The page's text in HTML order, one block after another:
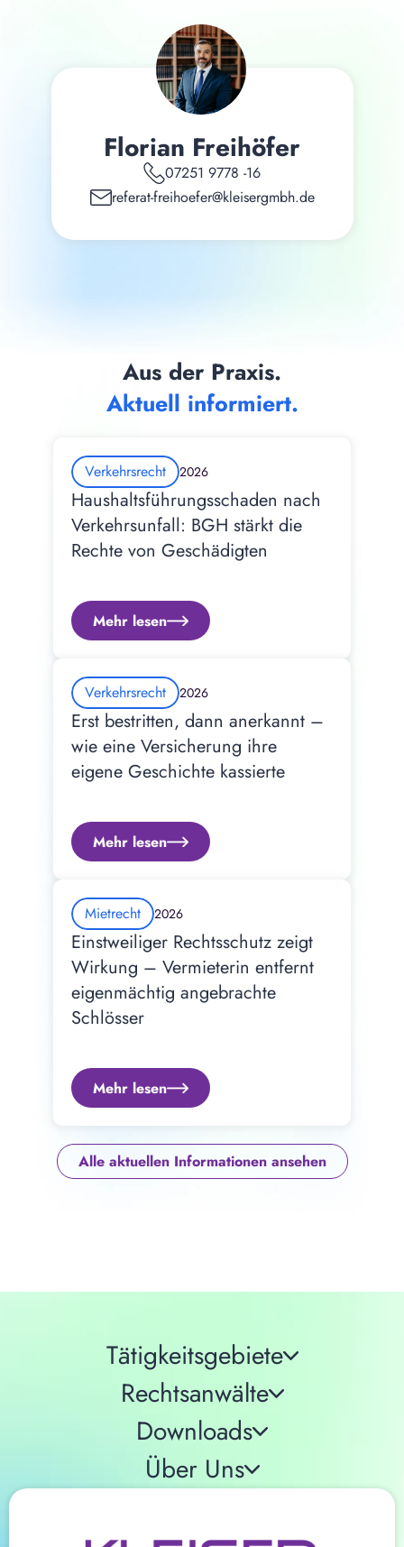
Florian Freihöfer
07251 9778 -16
referat-freihoefer@kleisergmbh.de
Aus der Praxis.
Aktuell informiert.
Verkehrsrecht 2026
Haushaltsführungsschaden nach
Verkehrsunfall: BGH stärkt die
Rechte von Geschädigten
Mehr lesen
Verkehrsrecht 2026
Erst bestritten, dann anerkannt –
wie eine Versicherung ihre
eigene Geschichte kassierte
Mehr lesen
Mietrecht 2026
Einstweiliger Rechtsschutz zeigt
Wirkung – Vermieterin entfernt
eigenmächtig angebrachte
Schlösser
Mehr lesen
Alle aktuellen Informationen ansehen
Tätigkeitsgebiete
Rechtsanwälte
Downloads
Über Uns